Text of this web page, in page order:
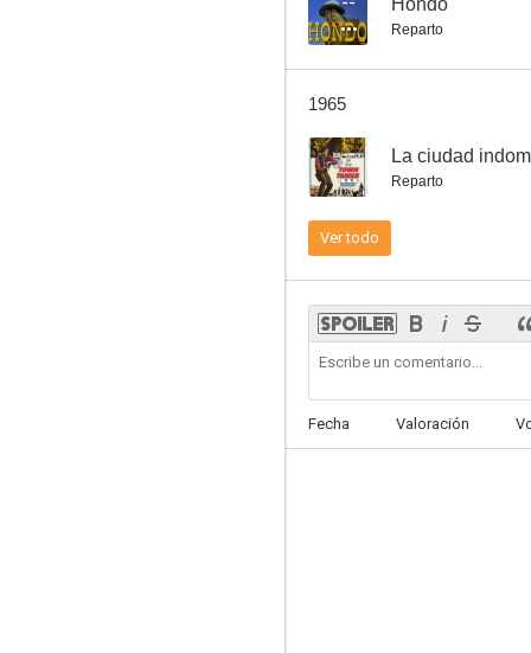
Hondo
Reparto
1965
-- La ciudad
Reparto
Ver todo
Fecha Valoración